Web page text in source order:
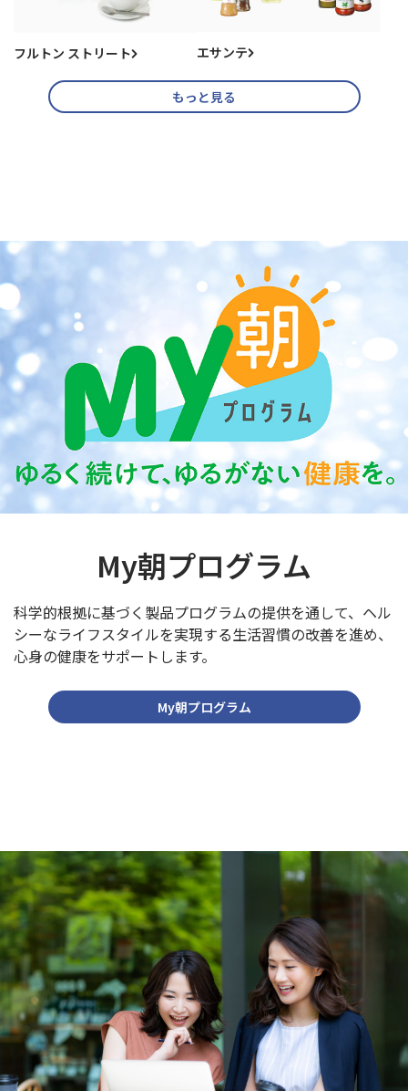
フルトン ストリート エサンテ
もっと見る
My朝プログラム
科学的根拠に基づく製品プログラムの提供を通して、ヘル
シーなライフスタイルを実現する生活習慣の改善を進め、
心身の健康をサポートします。
My朝プログラム